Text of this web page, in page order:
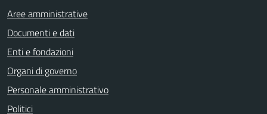
Aree amministrative
Documenti e dati
Enti e fondazioni
Organi di governo
Personale amministrativo
Politici